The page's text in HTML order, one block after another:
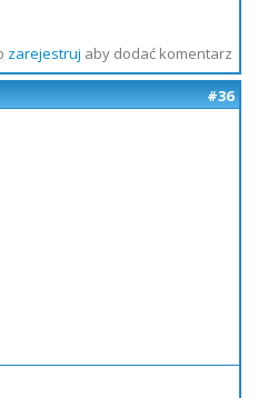
zarejestruj aby dodać komentarz
#36